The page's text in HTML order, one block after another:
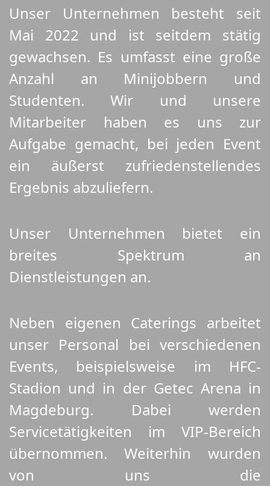
Unser Unternehmen besteht seit
Mai 2022 und ist seitdem stätig
gewachsen. Es umfasst eine große
Anzahl an Minijobbern und
Studenten. Wir und unsere
Mitarbeiter haben es uns zur
Aufgabe gemacht, bei jeden Event
ein äußerst zufriedenstellendes
Ergebnis abzuliefern.
Unser Unternehmen bietet ein
breites Spektrum an
Dienstleistungen an.
Neben eigenen Caterings arbeitet
unser Personal bei verschiedenen
Events, beispielsweise im HFC-
Stadion und in der Getec Arena in
Magdeburg. Dabei werden
Servicetätigkeiten im VIP-Bereich
übernommen. Weiterhin wurden
von uns die